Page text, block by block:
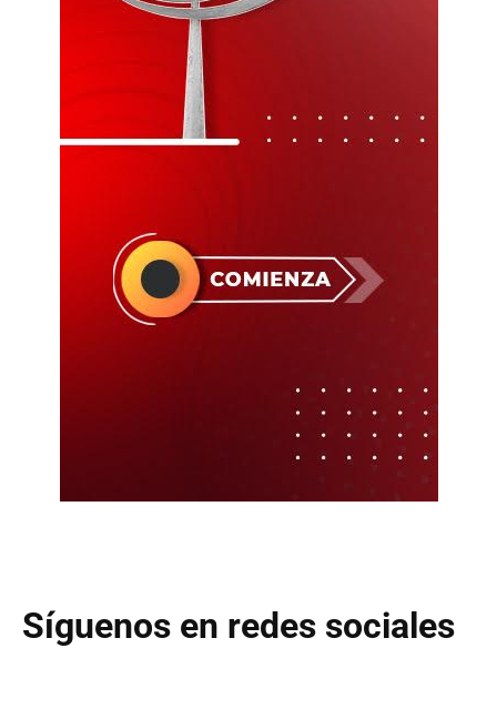
Síguenos en redes sociales